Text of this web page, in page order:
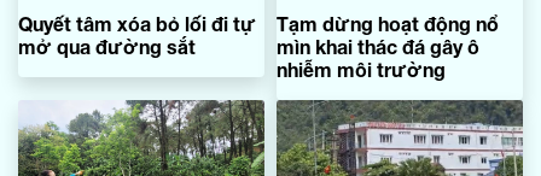
Quyết tâm xóa bỏ lối đi tự
mở qua đường sắt
Tạm dừng hoạt động nổ
mìn khai thác đá gây ô
nhiễm môi trường